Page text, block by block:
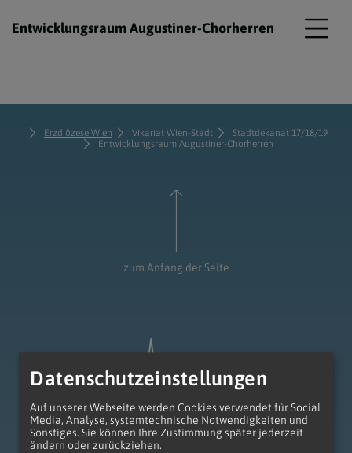
Entwicklungsraum Augustiner-Chorherren
Erzdiözese Wien Vikariat Wien-Stadt
Stadtdekanat 17/18/19
Entwicklungsraum Augustiner-Chorherren
zum Anfang der Seite
Datenschutzeinstellungen
Auf unserer Webseite werden Cookies verwendet für Social
Media, Analyse, systemtechnische Notwendigkeiten und
Sonstiges. Sie können Ihre Zustimmung später jederzeit
ändern oder zurückziehen.